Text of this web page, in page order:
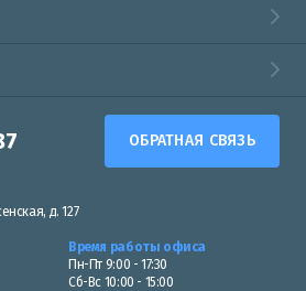
ОБРАТНАЯ СВЯЗЬ
д. 127
Время работы офиса
Пн-Пт 9:00 - 17:30
Сб-Вс 10:00 - 15:00